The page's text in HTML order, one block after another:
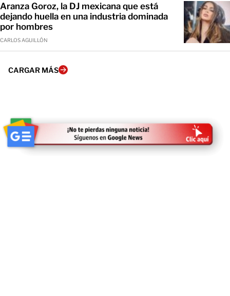
Aranza Goroz, la DJ mexicana que está
dejando huella en una industria dominada
por hombres
CARLOS AGUILLÓN
CARGAR MÁS